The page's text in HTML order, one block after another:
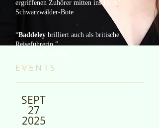
ergriffenen Zuhörer mitten ins Herz.”
​Schwarzwälder-Bote
“Baddeley brilliert auch als britische
Reiseführerin.”
E V E N T S​
SEPT
27
2025